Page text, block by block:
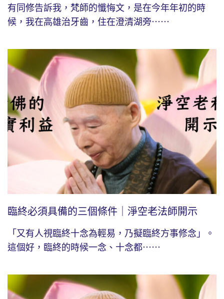
有同修告訴我，梵師的懺悔文，是在今年年初的時
候，我在高雄治牙齒，住在澄清湖旁⋯⋯
臨終必須具備的三個條件｜淨空老法師開示
「又有人視臨終十念為輕易，乃擬臨終方事修念」。
這個好，臨終的時候一念、十念都⋯⋯